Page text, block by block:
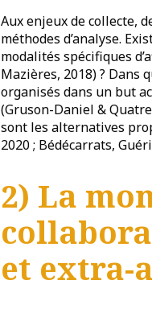
Aux enjeux de collecte,
méthodes d’analyse.
modalités spécifiques
Mazières, 2018) ? Dans
organisés dans un but
(Gruson-Daniel &
sont les alternatives
2020 ; Bédécarrats,
2) La
et extra-